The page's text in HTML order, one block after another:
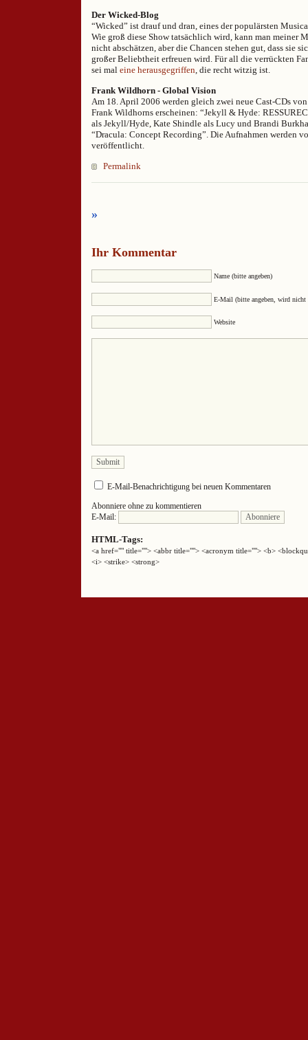
Der Wicked-Blog
“Wicked” ist drauf und dran, eines der populärsten
Wie groß diese Show tatsächlich wird, kann man meiner
nicht abschätzen, aber die Chancen stehen gut, dass sie
großer Beliebtheit erfreuen wird. Für all die verrückten
sei mal eine herausgegriffen , die recht witzig ist.
Frank Wildhorn - Global Vision
Am 18. April 2006 werden gleich zwei neue Cast-CDs
Frank Wildhorns erscheinen: “Jekyll & Hyde:
als Jekyll/Hyde, Kate Shindle als Lucy und Brandi
“Dracula: Concept Recording”. Die Aufnahmen werden
veröffentlicht.
Permalink
»
Ihr Kommentar
Name (bitte angeben)
E-Mail (bitte angeben, wird nicht
Website
E-Mail-Benachrichtigung bei neuen Kommentaren
Abonniere ohne zu kommentieren
E-Mail:
HTML-Tags:
<a href="" title=""> <abbr title=""> <acronym title=""> <b>
<i> <strike> <strong>